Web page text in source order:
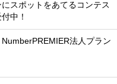
スポットをあてるコンテス
中！
NumberPREMIER法人プラン